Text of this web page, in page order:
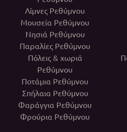
Λίμνες Ρεθύμνου
Μουσεία Ρεθύμνου
Νησιά Ρεθύμνου
Παραλίες Ρεθύμνου
Πόλεις & χωριά
Ρεθύμνου
Ποτάμια Ρεθύμνου
Σπήλαια Ρεθύμνου
Φαράγγια Ρεθύμνου
Φρούρια Ρεθύμνου